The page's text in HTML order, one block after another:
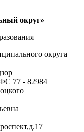
округ»
округа
77 - 82984